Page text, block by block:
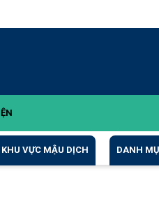
VỰC MẬU DỊCH DANH